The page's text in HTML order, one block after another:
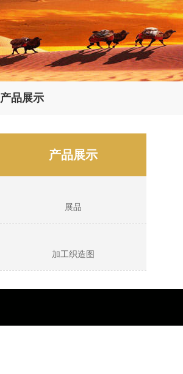
产品展示
产品展示
展品
加工织造图